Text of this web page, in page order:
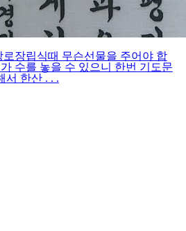
장립식때 무슨선물을 주어야 합
수를 놓을 수 있으니 한번 기도문
서 한산 . . .